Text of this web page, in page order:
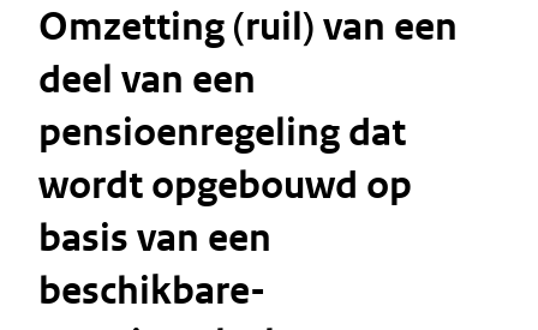
Omzetting (ruil) van een
deel van een
pensioenregeling dat
wordt opgebouwd op
basis van een
beschikbare-